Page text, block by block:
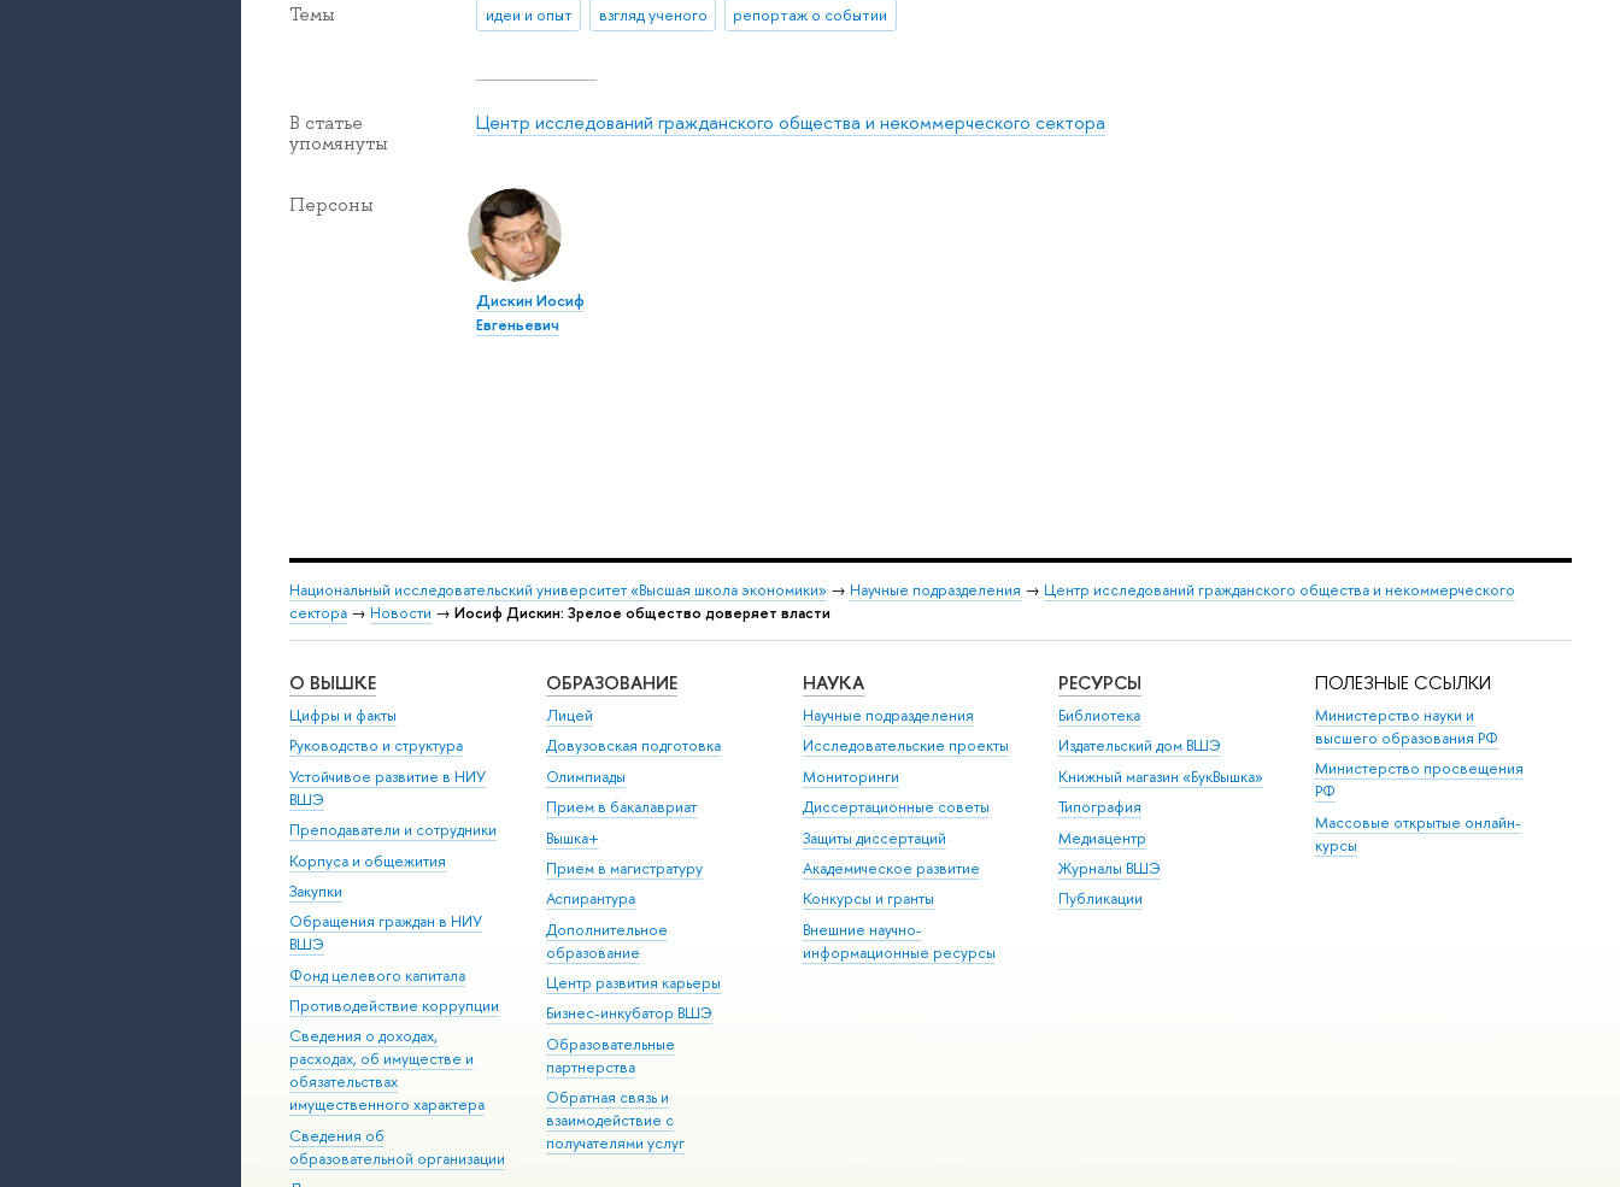
Темы идеи и опыт взгляд ученого репортаж о событии
В статье
упомянуты
Центр исследований гражданского общества и некоммерческого сектора
Персоны
Дискин Иосиф
Евгеньевич
Национальный исследовательский университет «Высшая школа экономики» → Научные подразделения → Центр исследований гражданского общества и некоммерческого
сектора → Новости → Иосиф Дискин: Зрелое общество доверяет власти
О ВЫШКЕ
Цифры и факты
Руководство и структура
Устойчивое развитие в НИУ
ВШЭ
Преподаватели и сотрудники
Корпуса и общежития
Закупки
Обращения граждан в НИУ
ВШЭ
Фонд целевого капитала
Противодействие коррупции
Сведения о доходах,
расходах, об имуществе и
обязательствах
имущественного характера
Сведения об
образовательной организации
ОБРАЗОВАНИЕ
Лицей
Довузовская подготовка
Олимпиады
Прием в бакалавриат
Вышка+
Прием в магистратуру
Аспирантура
Дополнительное
образование
Центр развития карьеры
Бизнес-инкубатор ВШЭ
Образовательные
партнерства
Обратная связь и
взаимодействие с
получателями услуг
НАУКА
Научные подразделения
Исследовательские проекты
Мониторинги
Диссертационные советы
Защиты диссертаций
Академическое развитие
Конкурсы и гранты
Внешние научно-
информационные ресурсы
РЕСУРСЫ
Библиотека
Издательский дом ВШЭ
Книжный магазин «БукВышка»
Типография
Медиацентр
Журналы ВШЭ
Публикации
ПОЛЕЗНЫЕ ССЫЛКИ
Министерство науки и
высшего образования РФ
Министерство просвещения
РФ
Массовые открытые онлайн-
курсы